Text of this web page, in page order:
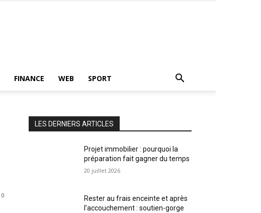
FINANCE WEB SPORT
0
LES DERNIERS ARTICLES
Projet immobilier : pourquoi la
préparation fait gagner du temps
20 juillet 2026
Rester au frais enceinte et après
l’accouchement : soutien-gorge